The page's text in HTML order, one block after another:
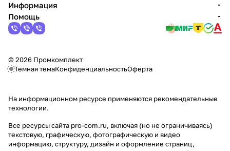
Информация
Помощь
© 2026 Промкомплект
Темная темаКонфиденциальностьОферта
На информационном ресурсе применяются рекомендательные
технологии.
Все ресурсы сайта pro-com.ru, включая (но не ограничиваясь)
текстовую, графическую, фотографическую и видео
информацию, структуру, дизайн и оформление страниц,